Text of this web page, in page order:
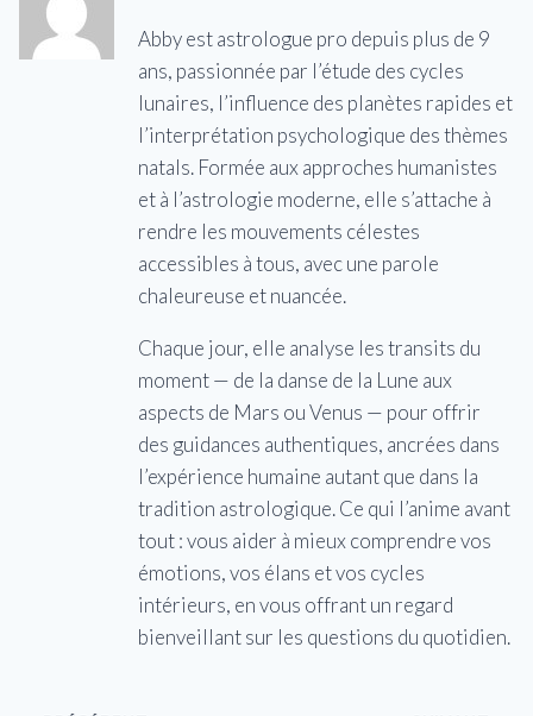
Abby est astrologue pro depuis plus de 9
ans, passionnée par l’étude des cycles
lunaires, l’influence des planètes rapides et
l’interprétation psychologique des thèmes
natals. Formée aux approches humanistes
et à l’astrologie moderne, elle s’attache à
rendre les mouvements célestes
accessibles à tous, avec une parole
chaleureuse et nuancée.
Chaque jour, elle analyse les transits du
moment — de la danse de la Lune aux
aspects de Mars ou Venus — pour offrir
des guidances authentiques, ancrées dans
l’expérience humaine autant que dans la
tradition astrologique. Ce qui l’anime avant
tout : vous aider à mieux comprendre vos
émotions, vos élans et vos cycles
intérieurs, en vous offrant un regard
bienveillant sur les questions du quotidien.